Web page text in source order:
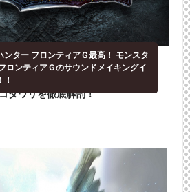
ンター フロンティアＧ最高！ モンスタ
ロンティアＧのサウンドメイキングイ
版、Vita版と続くモンスターハン
ダワリを徹底解剖！